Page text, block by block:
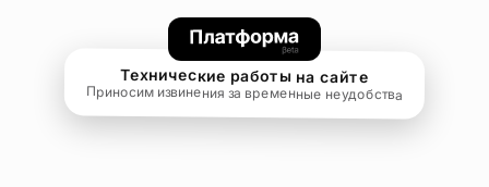
Технические работы на сайте
Приносим извинения за временные неудобства